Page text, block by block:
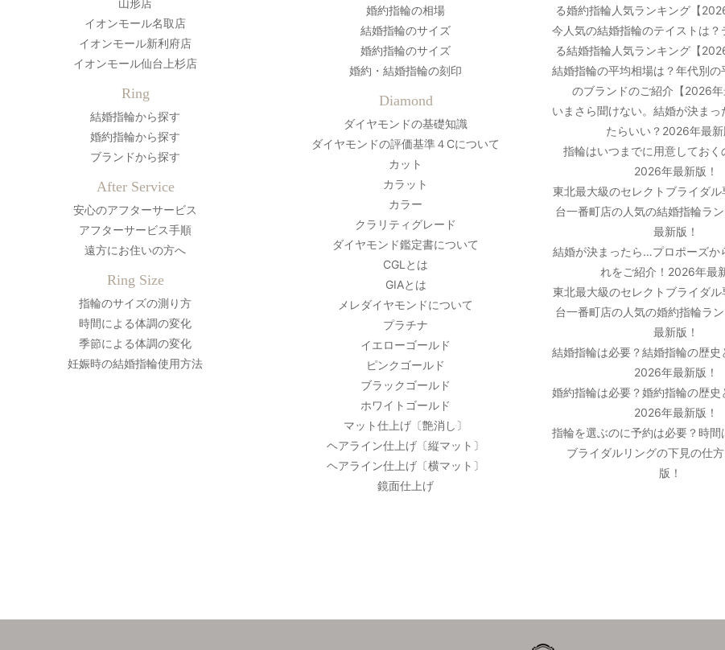
山形店
イオンモール名取店
イオンモール新利府店
イオンモール仙台上杉店
Ring
結婚指輪から探す
婚約指輪から探す
ブランドから探す
After Service
安心のアフターサービス
アフターサービス手順
遠方にお住いの方へ
Ring Size
指輪のサイズの測り方
時間による体調の変化
季節による体調の変化
妊娠時の結婚指輪使用方法
婚約指輪の相場
結婚指輪のサイズ
婚約指輪のサイズ
婚約・結婚指輪の刻印
Diamond
ダイヤモンドの基礎知識
ダイヤモンドの評価基準４Cについて
カット
カラット
カラー
クラリティグレード
ダイヤモンド鑑定書について
CGLとは
GIAとは
メレダイヤモンドについて
プラチナ
イエローゴールド
ピンクゴールド
ブラックゴールド
ホワイトゴールド
マット仕上げ〔艶消し〕
ヘアライン仕上げ〔縦マット〕
ヘアライン仕上げ〔横マット〕
鏡面仕上げ
る婚約指輪人気ランキング【
今人気の結婚指輪のテイストは？
る結婚指輪人気ランキング【
結婚指輪の平均相場は？年代別の
のブランドのご紹介【2026年
いまさら聞けない。結婚が決まっ
たらいい？2026年最新
指輪はいつまでに用意しておく
2026年最新版！
東北最大級のセレクトブライダル
台一番町店の人気の結婚指輪ラ
最新版！
結婚が決まったら…プロポーズか
れをご紹介！2026年最
東北最大級のセレクトブライダル
台一番町店の人気の婚約指輪ラ
最新版！
結婚指輪は必要？結婚指輪の歴史
2026年最新版！
婚約指輪は必要？婚約指輪の歴史
2026年最新版！
指輪を選ぶのに予約は必要？時間
ブライダルリングの下見の仕
版！